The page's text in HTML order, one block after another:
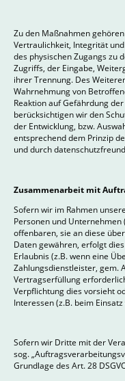
Zu den Maßnahmen
Vertraulichkeit, Integrität
des physischen Zugangs zu
Zugriffs, der Eingabe,
ihrer Trennung. Des
Wahrnehmung von
Reaktion auf Gefährdung
berücksichtigen wir den
der Entwicklung, bzw.
entsprechend dem Prinzip
und durch
Zusammenarbeit mit
Sofern wir im Rahmen
Personen und
offenbaren, sie an diese
Daten gewähren, erfolgt
Erlaubnis (z.B. wenn eine
Zahlungsdienstleister, gem.
Vertragserfüllung
Verpflichtung dies vorsieht
Interessen (z.B. beim
Sofern wir Dritte mit der
sog.
Grundlage des Art. 28